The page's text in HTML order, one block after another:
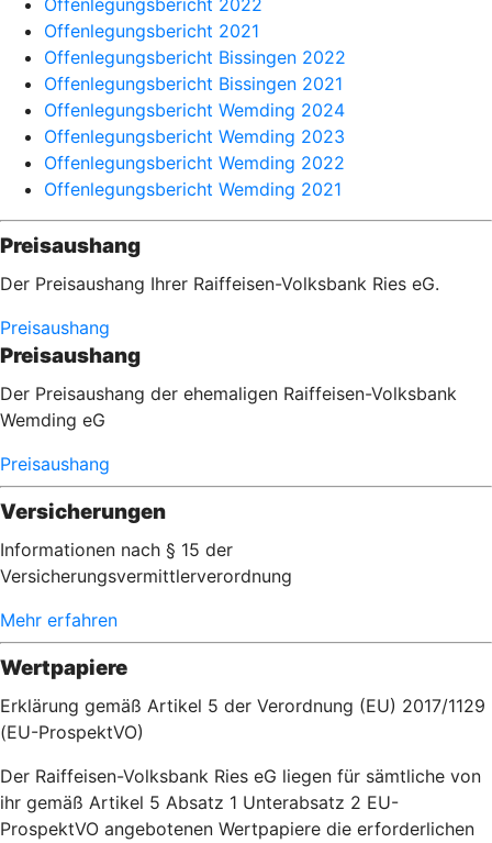
Offenlegungsbericht 2022
Offenlegungsbericht 2021
Offenlegungsbericht Bissingen 2022
Offenlegungsbericht Bissingen 2021
Offenlegungsbericht Wemding 2024
Offenlegungsbericht Wemding 2023
Offenlegungsbericht Wemding 2022
Offenlegungsbericht Wemding 2021
Preisaushang
Der Preisaushang Ihrer Raiffeisen-Volksbank Ries eG.
Preisaushang
Preisaushang
Der Preisaushang der ehemaligen Raiffeisen-Volksbank
Wemding eG
Preisaushang
Versicherungen
Informationen nach § 15 der
Versicherungsvermittlerverordnung
Mehr erfahren
Wertpapiere
Erklärung gemäß Artikel 5 der Verordnung (EU) 2017/1129
(EU-ProspektVO)
Der Raiffeisen-Volksbank Ries eG liegen für sämtliche von
ihr gemäß Artikel 5 Absatz 1 Unterabsatz 2 EU-
ProspektVO angebotenen Wertpapiere die erforderlichen